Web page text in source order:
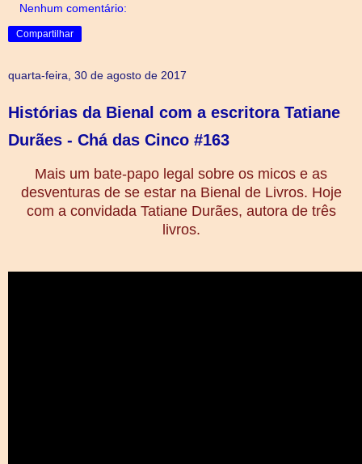
Nenhum comentário:
Compartilhar
quarta-feira, 30 de agosto de 2017
Histórias da Bienal com a escritora Tatiane
Durães - Chá das Cinco #163
Mais um bate-papo legal sobre os micos e as
desventuras de se estar na Bienal de Livros. Hoje
com a convidada Tatiane Durães, autora de três
livros.